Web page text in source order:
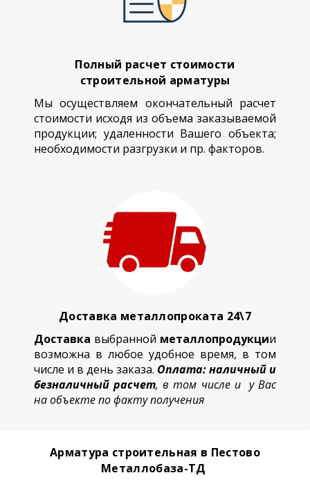
Полный расчет стоимости
строительной арматуры
Мы осуществляем окончательный расчет
стоимости исходя из объема заказываемой
продукции; удаленности Вашего объекта;
необходимости разгрузки и пр. факторов.
Доставка металлопроката 24\7
Доставка выбранной металлопродукции
возможна в любое удобное время, в том
числе и в день заказа. Оплата: наличный и
безналичный расчет, в том числе и у Вас
на объекте по факту получения
Арматура строительная в Пестово
Металлобаза-ТД